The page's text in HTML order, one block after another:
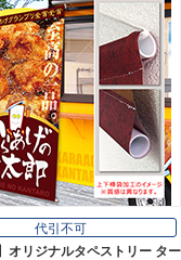
プレート看板
Plate Board
壁面看板
Wall Sign
ロアサイン／路面表示
Floor / Road Surface Sign
代引不可
オリジナルタペストリー ター